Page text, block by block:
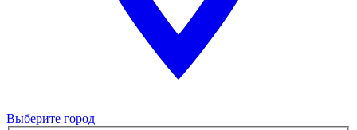
Выберите город